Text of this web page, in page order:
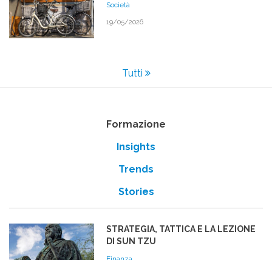
Società
19/05/2026
Tutti
Formazione
Insights
Trends
Stories
STRATEGIA, TATTICA E LA LEZIONE
DI SUN TZU